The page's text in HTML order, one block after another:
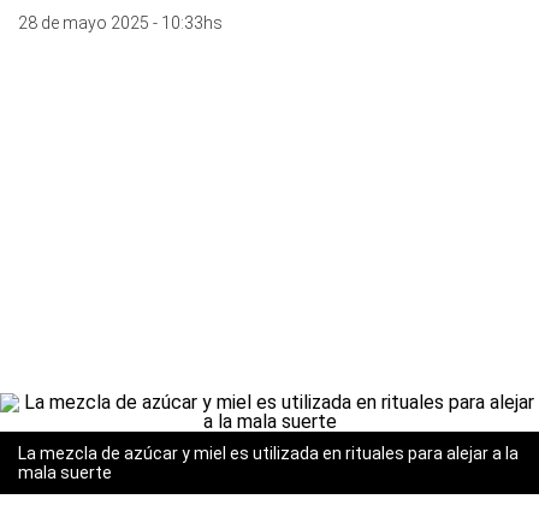
28 de mayo 2025 - 10:33hs
La mezcla de azúcar y miel es utilizada en rituales para alejar a la
mala suerte